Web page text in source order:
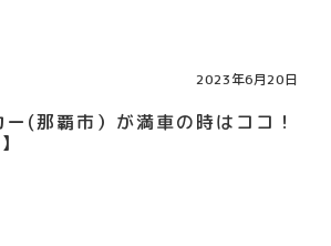
2023年6月20日
ー(那覇市）が満車の時はココ！